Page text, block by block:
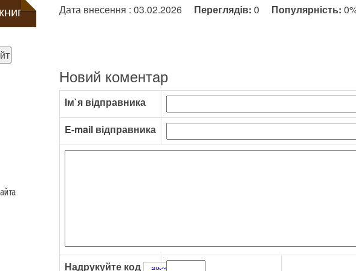
Дата внесення : 03.02.2026 Переглядів: 0 Популярність:
Новий коментар
Ім`я відправника
E-mail відправника
Надрукуйте код